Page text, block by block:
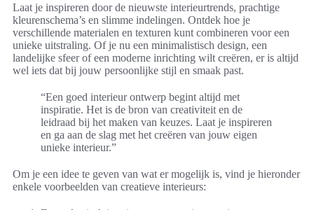
Laat je inspireren door de nieuwste interieurtrends, prachtige
kleurenschema’s en slimme indelingen. Ontdek hoe je
verschillende materialen en texturen kunt combineren voor een
unieke uitstraling. Of je nu een minimalistisch design, een
landelijke sfeer of een moderne inrichting wilt creëren, er is altijd
wel iets dat bij jouw persoonlijke stijl en smaak past.
“Een goed interieur ontwerp begint altijd met
inspiratie. Het is de bron van creativiteit en de
leidraad bij het maken van keuzes. Laat je inspireren
en ga aan de slag met het creëren van jouw eigen
unieke interieur.”
Om je een idee te geven van wat er mogelijk is, vind je hieronder
enkele voorbeelden van creatieve interieurs: